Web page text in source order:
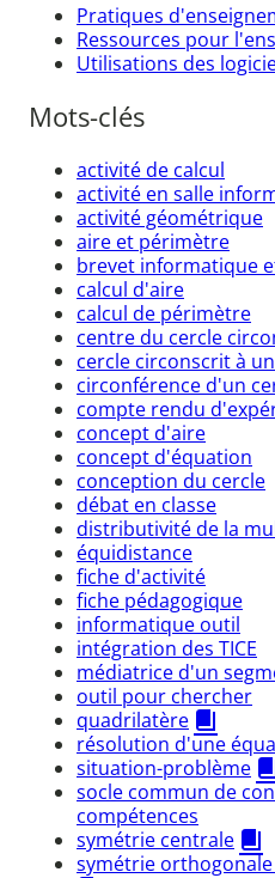
Pratiques
Ressources pour
Utilisations des
Mots-clés
activité de calcul
activité en salle
activité géométrique
aire et périmètre
brevet informatique
calcul d'aire
calcul de périmètre
centre du cercle
cercle circonscrit à
circonférence d'un
compte rendu
concept d'aire
concept d'équation
conception du cercle
débat en classe
distributivité de la
équidistance
fiche d'activité
fiche pédagogique
informatique outil
intégration des TICE
médiatrice d'un
outil pour chercher
quadrilatère
résolution d'une
situation-problème
socle commun de
compétences
symétrie centrale
symétrie